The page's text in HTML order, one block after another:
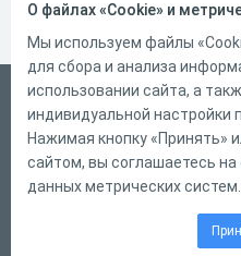
Русский
Справка
Форма обратной связи
О файлах «Cookie» и
Мы используем файлы
для сбора и анализа
использовании сайта, а
индивидуальной настройки
Нажимая кнопку «Принять»
сайтом, вы соглашаетесь на
данных метрических систем.